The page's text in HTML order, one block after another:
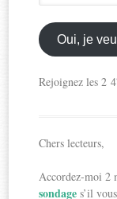
mon
email
ici
Oui, je
Rejoignez les 2
Chers lecteurs,
Accordez-moi 2
sondages’il